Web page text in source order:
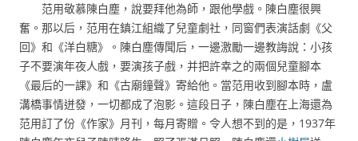
范用敬慕陳白塵，說要拜他為師，跟他學戲。陳白塵很興
奮。那以后，范用在鎮江組織了兒童劇社，同窗們表演話劇《父
回》和《洋白糖》。陳白塵傳聞后，一邊激勵一邊教誨說：小孩
子不要演年夜人戲，要演孩子戲，并把許幸之的兩個兒童腳本
《最后的一課》和《古廟鐘聲》寄給他。當范用收到腳本時，盧
溝橋事情迸發，一切都成了泡影。這段日子，陳白塵在上海還為
范用訂了份《作家》月刊，每月寄贈。令人想不到的是，1937年